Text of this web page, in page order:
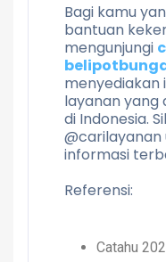
Bagi kamu
bantuan
mengunjungi
menyediakan
layanan yang
di Indonesia.
informasi
Referensi:
Catahu